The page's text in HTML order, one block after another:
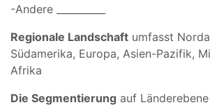
-Andere __________
Regionale Landschaft umfasst
Südamerika, Europa, Asien-Pazifik,
Afrika
Die Segmentierung auf